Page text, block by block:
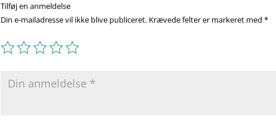
Tilføj en anmeldelse
Din e-mailadresse vil ikke blive publiceret. Krævede felter er markeret med*